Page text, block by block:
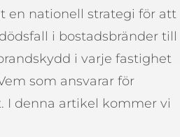
en nationell strategi för att
i bostadsbränder till
i varje fastighet
som ansvarar för
I denna artikel kommer vi